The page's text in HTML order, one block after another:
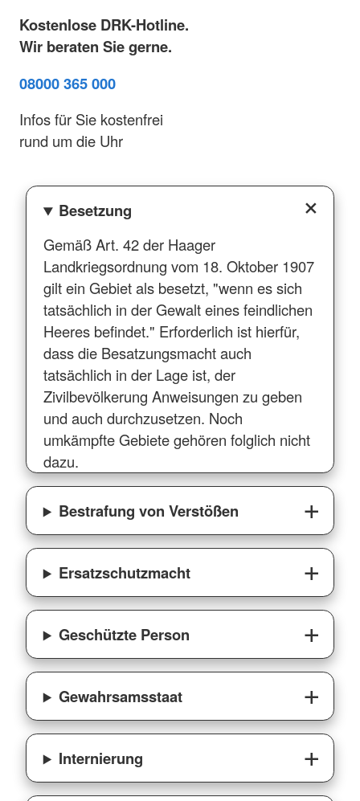
Kostenlose DRK-Hotline.
Wir beraten Sie gerne.
08000 365 000
Infos für Sie kostenfrei
rund um die Uhr
Besetzung
Gemäß Art. 42 der Haager
Landkriegsordnung vom 18. Oktober 1907
gilt ein Gebiet als besetzt, "wenn es sich
tatsächlich in der Gewalt eines feindlichen
Heeres befindet." Erforderlich ist hierfür,
dass die Besatzungsmacht auch
tatsächlich in der Lage ist, der
Zivilbevölkerung Anweisungen zu geben
und auch durchzusetzen. Noch
umkämpfte Gebiete gehören folglich nicht
dazu.
Bestrafung von Verstößen
Ersatzschutzmacht
Geschützte Person
Gewahrsamsstaat
Internierung